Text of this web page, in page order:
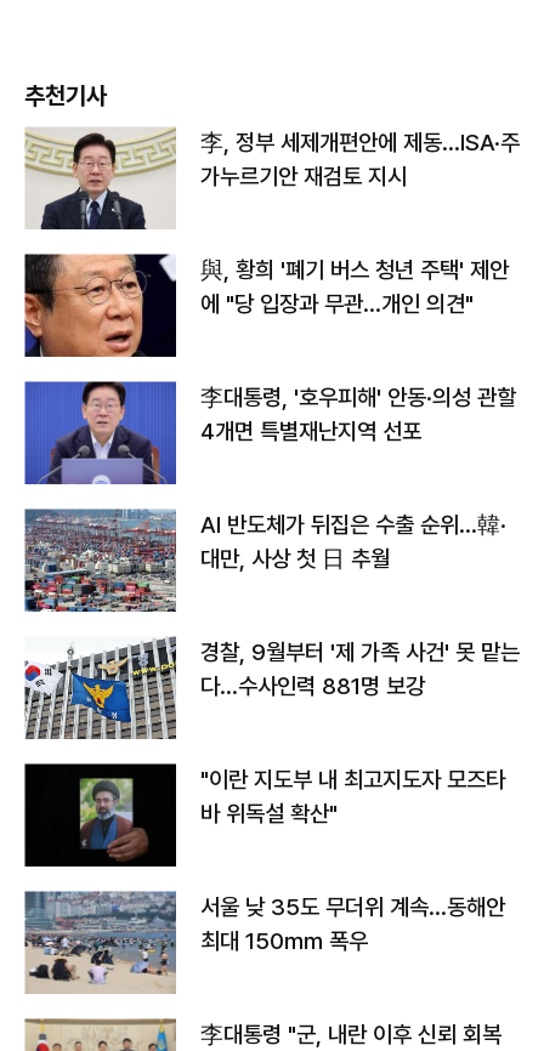
추천기사
李, 정부 세제개편안에 제동…ISA·주
가누르기안 재검토 지시
與, 황희 '폐기 버스 청년 주택' 제안
에 "당 입장과 무관…개인 의견"
李대통령, '호우피해' 안동·의성 관할
4개면 특별재난지역 선포
AI 반도체가 뒤집은 수출 순위…韓·
대만, 사상 첫 日 추월
경찰, 9월부터 '제 가족 사건' 못 맡는
다…수사인력 881명 보강
"이란 지도부 내 최고지도자 모즈타
바 위독설 확산"
서울 낮 35도 무더위 계속…동해안
최대 150㎜ 폭우
李대통령 "군, 내란 이후 신뢰 회복